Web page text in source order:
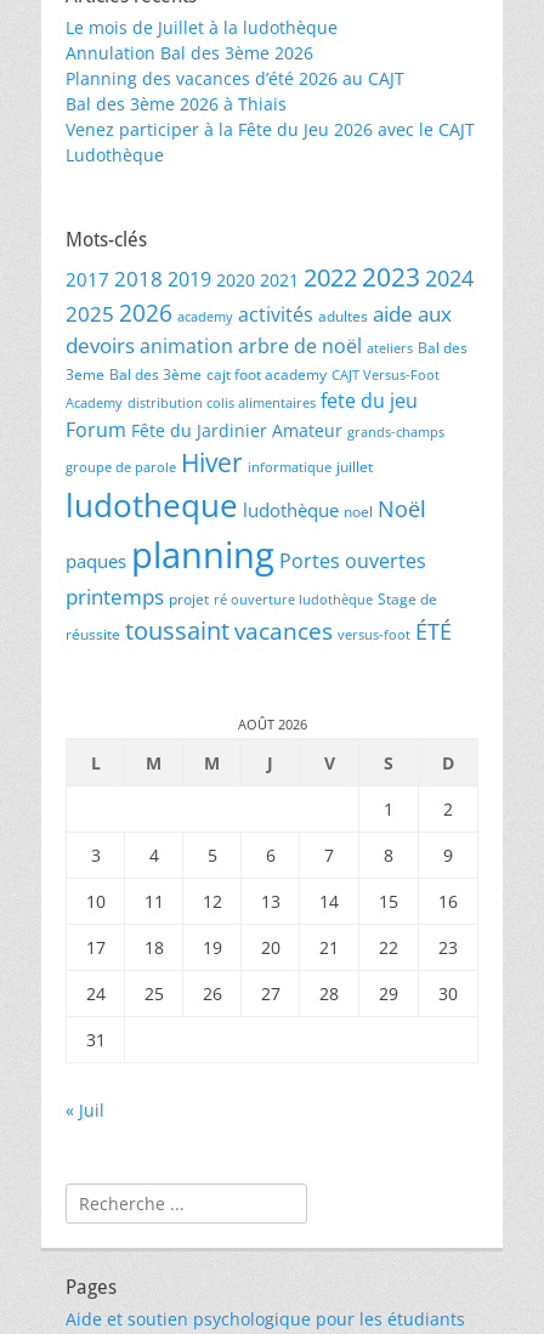
Le mois de Juillet à la ludothèque
Annulation Bal des 3ème 2026
Planning des vacances d’été 2026 au CAJT
Bal des 3ème 2026 à Thiais
Venez participer à la Fête du Jeu 2026 avec le CAJT
Ludothèque
Mots-clés
2017 2018 2019 2020 2021 20222023 2024
2025 2026 academy activités adultes aide aux
devoirsanimation arbre de noël ateliers Bal des
3eme Bal des 3ème cajt foot academy CAJT Versus-Foot
Academy distribution colis alimentaires fete du jeu
Forum Fête du Jardinier Amateur grands-champs
groupe de parole Hiver informatique juillet
ludotheque ludothèque noel Noël
paques planning Portes ouvertes
printemps projet ré ouverture ludothèque Stage de
réussite toussaintvacances versus-foot ÉTÉ
AOÛT 2026
L M M J V S
D
1
2
3
4 5 6 7 8
9
10
11 12 13 14 15
16
17
18 19 20 21 22
23
24
25 26 27 28 29
30
31
« Juil
Rechercher :
Pages
Aide et soutien psychologique pour les étudiants